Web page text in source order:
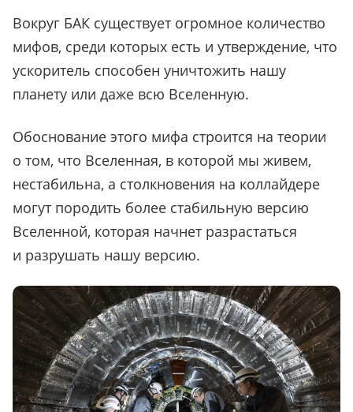
Вокруг БАК существует огромное количество
мифов, среди которых есть и утверждение, что
ускоритель способен уничтожить нашу
планету или даже всю Вселенную.
Обоснование этого мифа строится на теории
о том, что Вселенная, в которой мы живем,
нестабильна, а столкновения на коллайдере
могут породить более стабильную версию
Вселенной, которая начнет разрастаться
и разрушать нашу версию.